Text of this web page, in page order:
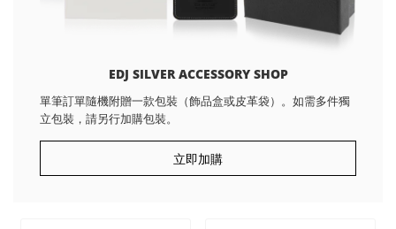
EDJ SILVER ACCESSORY SHOP
單筆訂單隨機附贈一款包裝（飾品盒或皮革袋）。如需多件獨
立包裝，請另行加購包裝。
立即加購